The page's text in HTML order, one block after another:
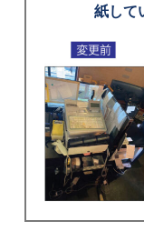
紙して